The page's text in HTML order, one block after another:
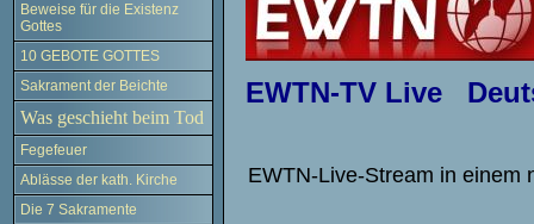
Beweise für die Existenz
Gottes
10 GEBOTE GOTTES
Sakrament der Beichte
Was geschieht beim Tod
Fegefeuer
Ablässe der kath. Kirche
Die 7 Sakramente
EWTN-TV Live
EWTN-Live-Stream in einem